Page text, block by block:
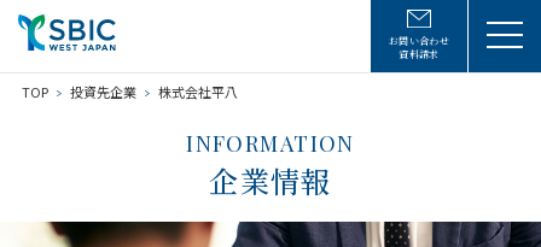
お問い合わせ
資料請求
TOP 投資先企業 株式会社平八
INFORMATION
企業情報